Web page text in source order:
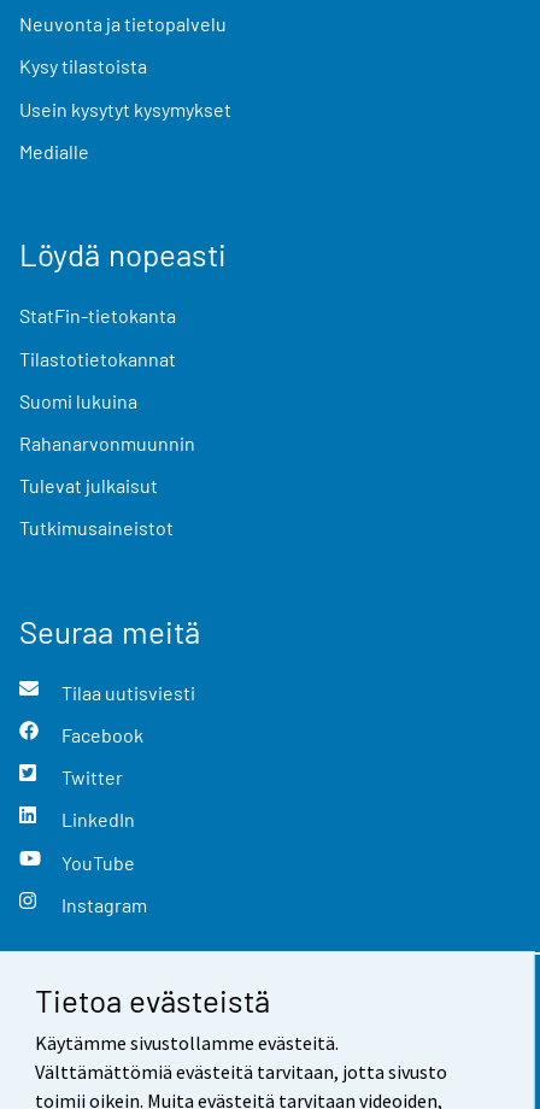
Tietoa evästeistä
Käytämme sivustollamme evästeitä.
Välttämättömiä evästeitä tarvitaan, jotta sivusto
toimii oikein. Muita evästeitä tarvitaan videoiden,
Neuvonta ja tietopalvelu
Kysy tilastoista
Usein kysytyt kysymykset
Medialle
Löydä nopeasti
StatFin-tietokanta
Tilastotietokannat
Suomi lukuina
Rahanarvonmuunnin
Tulevat julkaisut
Tutkimusaineistot
Seuraa meitä
Tilaa uutisviesti
Facebook
Twitter
LinkedIn
YouTube
Instagram
Yhteystiedot
Palaute
Käyttöehdot